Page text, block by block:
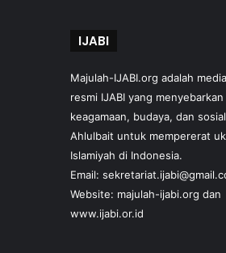
IJABI
Majulah-IJABI.org adalah
resmi IJABI yang
keagamaan, budaya, dan
Ahlulbait untuk mempererat
Islamiyah di Indonesia.
Email:
Website: majulah-ijabi.org dan
www.ijabi.or.id